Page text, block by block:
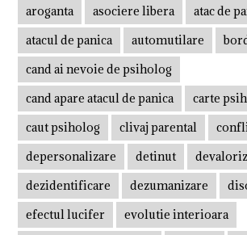
aroganta
asociere libera
atac de
atacul de panica
automutilare
cand ai nevoie de psiholog
cand apare atacul de panica
carte
caut psiholog
clivaj parental
depersonalizare
detinut
dezidentificare
dezumanizare
efectul lucifer
evolutie interioara